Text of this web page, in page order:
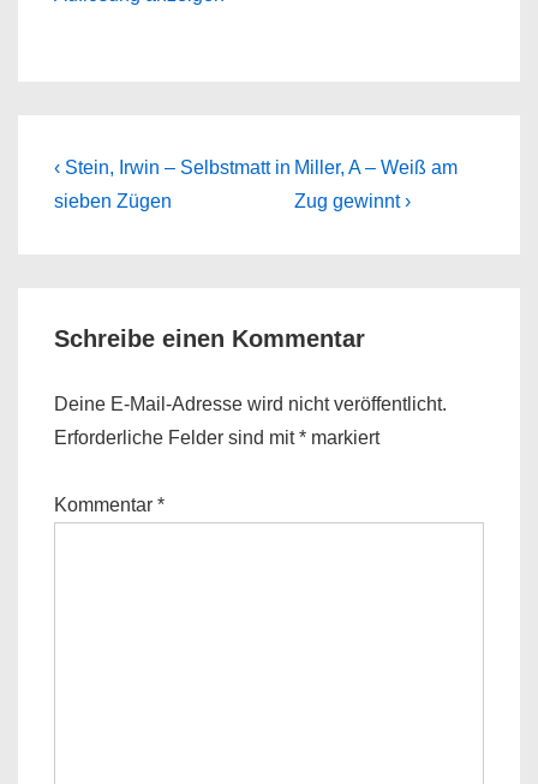
Beitragsnavigation
Previous
Post
‹ Stein, Irwin – Selbstmatt in
sieben Zügen
Next
Post
Miller, A – Weiß am
Zug gewinnt ›
Schreibe einen Kommentar
Deine E-Mail-Adresse wird nicht veröffentlicht.
Erforderliche Felder sind mit* markiert
Kommentar *